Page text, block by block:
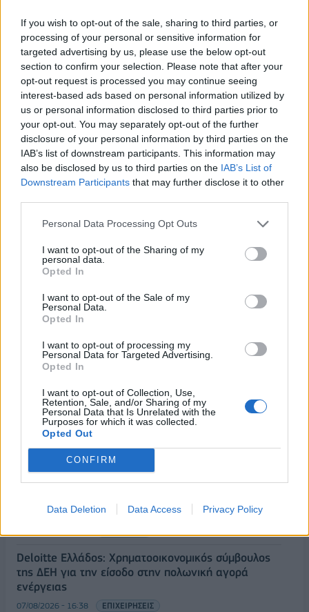
If you wish to opt-out of the sale, sharing to third parties, or
processing of your personal or sensitive information for
targeted advertising by us, please use the below opt-out
section to confirm your selection. Please note that after your
opt-out request is processed you may continue seeing
interest-based ads based on personal information utilized by
us or personal information disclosed to third parties prior to
your opt-out. You may separately opt-out of the further
disclosure of your personal information by third parties on the
IAB’s list of downstream participants. This information may
also be disclosed by us to third parties on the IAB’s List of
Downstream Participants that may further disclose it to other
Personal Data Processing Opt Outs
I want to opt-out of the Sharing of my
personal data.
Opted In
I want to opt-out of the Sale of my
Personal Data.
Opted In
I want to opt-out of processing my
Personal Data for Targeted Advertising.
Opted In
I want to opt-out of Collection, Use,
Retention, Sale, and/or Sharing of my
Personal Data that Is Unrelated with the
Purposes for which it was collected.
Opted Out
CONFIRM
Data Deletion Data Access Privacy Policy
ΡΟΗ ΕΙΔΗΣΕΩΝ
ευρώ ανοίγει δρόμο για δάνεια έως 5 δισ. σε
μικρομεσαίες
08/08/2026 - 11:22 ΤΡΑΠΕΖΕΣ
Ελλάδα στη μεγάλη τεχνολογική μετάβαση
08/08/2026 - 10:54
Όμιλος ΔΕΗ: Νέα συμφωνία για χαρτοφυλάκιο
έργων ΑΠΕ άνω των 2 GW σε Πολωνία και
08/08/2026 - 10:26 ΕΝΕΡΓΕΙΑ
ΣΚΑΪ: Ολοκληρώθηκε η θητεία του Γρηγόρη
Δημητριάδη - Ο Γιάννης Αλαφούζος επιστρέφει στη
θέση του CEO
08/08/2026 - 10:02 MEDIA
για την ενίσχυση της βιοασφάλειας
Deloitte Ελλάδος: Χρηματοοικονομικός σύμβουλος
της ΔΕΗ για την είσοδο στην πολωνική αγορά
ενέργειας
07/08/2026 - 16:38 ΕΠΙΧΕΙΡΗΣΕΙΣ